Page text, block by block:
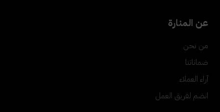
عن المنارة
من نحن
ضماناتنا
آراء العملاء
انضم لفريق العمل